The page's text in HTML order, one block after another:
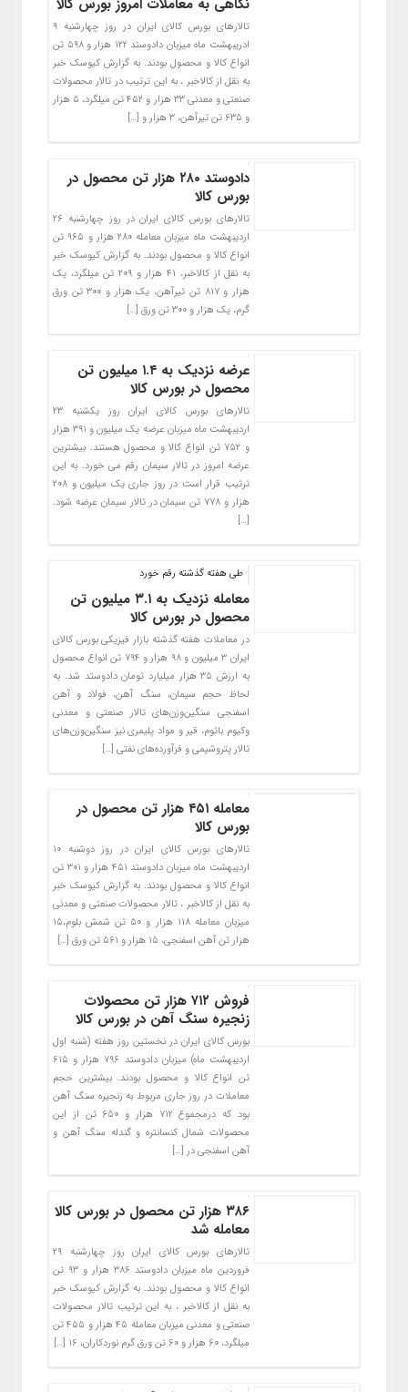
نگاهی به معاملات امروز بورس کالا
تالارهای بورس کالای ایران در روز چهارشنبه ۹
ادریبهشت ماه میزبان دادوستد ۱۲۲ هزار و ۵۹۸ تن
انواع کالا و محصول بودند. به گزارش کیوسک خبر
به نقل از کالاخبر ، به این ترتیب در تالار محصولات
صنعتی و معدنی ۳۳ هزار و ۴۵۲ تن میلگرد، ۵ هزار
و ۶۳۵ تن تیرآهن، ۳ هزار و […]
دادوستد ۲۸۰ هزار تن محصول در
بورس کالا
تالارهای بورس کالای ایران در روز چهارشنبه ۲۶
اردیبهشت ماه میزبان معامله ۲۸۰ هزار و ۹۶۵ تن
انواع کالا و محصول بودند. به گزارش کیوسک خبر
به نقل از کالاخبر، ۴۱ هزار و ۲۰۹ تن میلگرد، یک
هزار و ۸۱۷ تن تیرآهن، یک هزار و ۳۰۰ تن ورق
گرم، یک هزار و ۳۰۰ تن ورق […]
عرضه نزدیک به ۱.۴ میلیون تن
محصول در بورس کالا
تالارهای بورس کالای ایران روز یکشنبه ۲۳
اردیبهشت ماه میزبان عرضه یک میلیون و ۳۹۱ هزار
و ۷۵۲ تن انواع کالا و محصول هستند. بیشترین
عرضه امروز در تالار سیمان رقم می خورد. به این
ترتیب قرار است در روز جاری یک میلیون و ۲۰۸
هزار و ۷۷۸ تن سیمان در تالار سیمان عرضه شود.
[…]
طی هفته گذشته رقم خورد
معامله نزدیک به ۳.۱ میلیون تن
محصول در بورس کالا
در معاملات هفته گذشته بازار فیزیکی بورس کالای
ایران ۳ میلیون و ۹۸ هزار و ۷۹۴ تن انواع محصول
به ارزش ۳۵ هزار میلیارد تومان دادوستد شد. به
لحاظ حجم سیمان، سنگ آهن، فولاد و آهن
اسفنجی سنگین‌وزن‌های تالار صنعتی و معدنی
وکیوم باتوم، قیر و مواد پلیمری نیز سنگین‌وزن‌های
تالار پتروشیمی و فرآورده‌های نفتی […]
معامله ۴۵۱ هزار تن محصول در
بورس کالا
تالارهای بورس کالای ایران در روز دوشنبه ۱۰
اردیبهشت ماه میزبان دادوستد ۴۵۱ هزار و ۳۰۱ تن
انواع کالا و محصول بودند. به گزارش کیوسک خبر
به نقل از کالاخبر ، تالار محصولات صنعتی و معدنی
میزبان معامله ۱۱۸ هزار و ۵۰ تن شمش بلوم،۱۵
هزار تن آهن اسفنجی، ۱۵ هزار و ۵۶۱ تن ورق […]
فروش ۷۱۲ هزار تن محصولات
زنجیره سنگ آهن در بورس کالا
بورس کالای ایران در نخستین روز هفته (شنبه اول
اردیبهشت ماه) میزبان دادوستد ۷۹۶ هزار و ۶۱۵
تن انواع کالا و محصول بودند. بیشترین حجم
معاملات در روز جاری مربوط به زنجیره سنگ آهن
بود که درمجموع ۷۱۲ هزار و ۶۵۰ تن از این
محصولات شمال کنسانتره و گندله سنگ آهن و
آهن اسفنجی در […]
۳۸۶ هزار تن محصول در بورس کالا
معامله شد
تالارهای بورس کالای ایران روز چهارشنبه ۲۹
فروردین ماه میزبان دادوستد ۳۸۶ هزار و ۹۳ تن
انواع کالا و محصول بودند. به گزارش کیوسک خبر
به نقل از کالاخبر ، به این ترتیب تالار محصولات
صنعتی و معدنی میزبان معامله ۴۵ هزار و ۴۵۵ تن
میلگرد، ۶۰ هزار و ۶۰ تن ورق گرم نوردکاران، ۱۶ […]